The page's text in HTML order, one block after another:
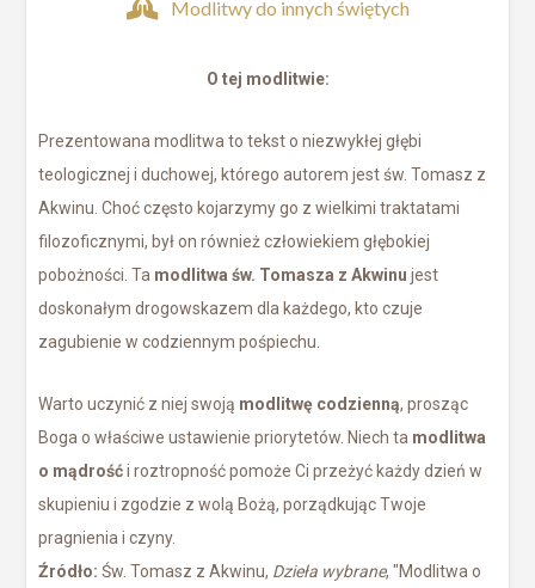
Modlitwy do innych świętych
O tej modlitwie:
Prezentowana modlitwa to tekst o niezwykłej głębi
teologicznej i duchowej, którego autorem jest św. Tomasz z
Akwinu. Choć często kojarzymy go z wielkimi traktatami
filozoficznymi, był on również człowiekiem głębokiej
pobożności. Ta modlitwa św. Tomasza z Akwinu jest
doskonałym drogowskazem dla każdego, kto czuje
zagubienie w codziennym pośpiechu.
Warto uczynić z niej swoją modlitwę codzienną, prosząc
Boga o właściwe ustawienie priorytetów. Niech ta modlitwa
o mądrośći roztropność pomoże Ci przeżyć każdy dzień w
skupieniu i zgodzie z wolą Bożą, porządkując Twoje
pragnienia i czyny.
Źródło: Św. Tomasz z Akwinu, Dzieła wybrane, "Modlitwa o